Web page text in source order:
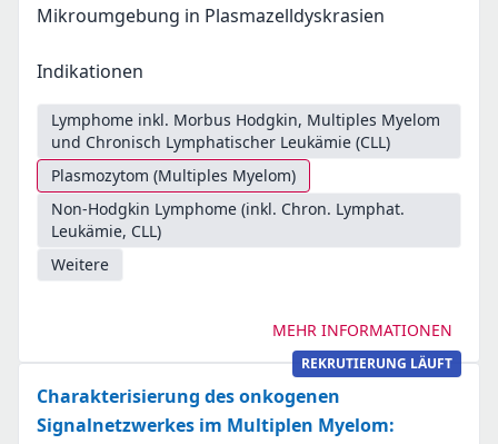
Mikroumgebung in Plasmazelldyskrasien
Indikationen
Lymphome inkl. Morbus Hodgkin, Multiples Myelom
und Chronisch Lymphatischer Leukämie (CLL)
Plasmozytom (Multiples Myelom)
Non-Hodgkin Lymphome (inkl. Chron. Lymphat.
Leukämie, CLL)
Weitere
MEHR INFORMATIONEN
REKRUTIERUNG LÄUFT
Charakterisierung des onkogenen
Signalnetzwerkes im Multiplen Myelom: